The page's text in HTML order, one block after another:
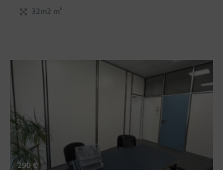
32m2 m²
290 €